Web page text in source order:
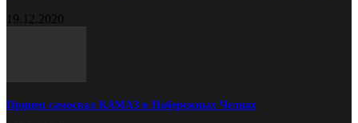
19.12.2020
Прицеп самосвал КАМАЗ в Набережных Челнах